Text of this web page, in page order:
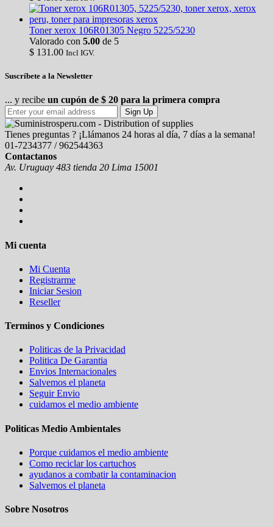
Toner xerox 106R01305 Negro 5225/5230
Valorado con 5.00 de 5
$ 131.00 Incl IGV.
Suscríbete a la Newsletter
... y recibe un cupón de $ 20 para la primera compra
Sign Up
Tienes preguntas ? ¡Llámanos 24 horas al día, 7 días a la semana!
01-7234377 / 962544363
Contactanos
Av. Uruguay 483 tienda 20 Lima 15001
Mi cuenta
Mi Cuenta
Registrarme
Iniciar Sesion
Reseller
Terminos y Condiciones
Politicas de la Privacidad
Politica De Garantia
Envios Internacionales
Salvemos el planeta
Seguir Envio
cuidamos el medio ambiente
Politicas Medio Ambientales
Porque cuidamos el medio ambiente
Como reciclar los cartuchos
ayudanos a combatir la contaminacion
Salvemos el planeta
Sobre Nosotros